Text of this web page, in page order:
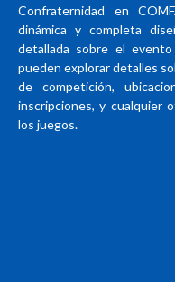
Confraternidad en
dinámica y completa
detallada sobre el
pueden explorar detalles
de competición,
inscripciones, y cualquier
los juegos.